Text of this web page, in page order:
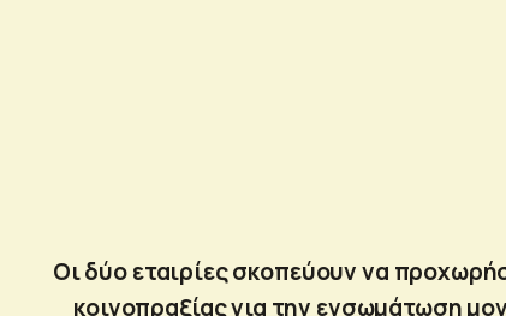
Οι δύο εταιρίες σκοπεύουν να
κοινοπραξίας για την ενσωμάτωση